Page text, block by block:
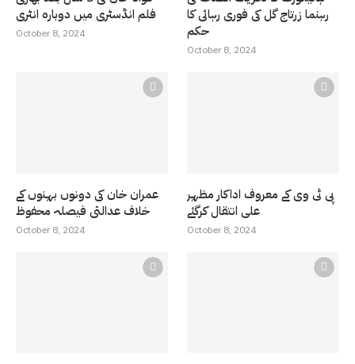
فلم انڈسٹری میں دوبارہ انٹری
October 8, 2024
رہنما زرتاج گل کی فوری رہائی کا
حکم
October 8, 2024
عمران خان کی دونوں بہنوں کے
خلاف عدالتی فیصلہ محفوظ
October 8, 2024
پی ٹی وی کے معروف اداکار مظہر
علی انتقال کرگئے
October 8, 2024